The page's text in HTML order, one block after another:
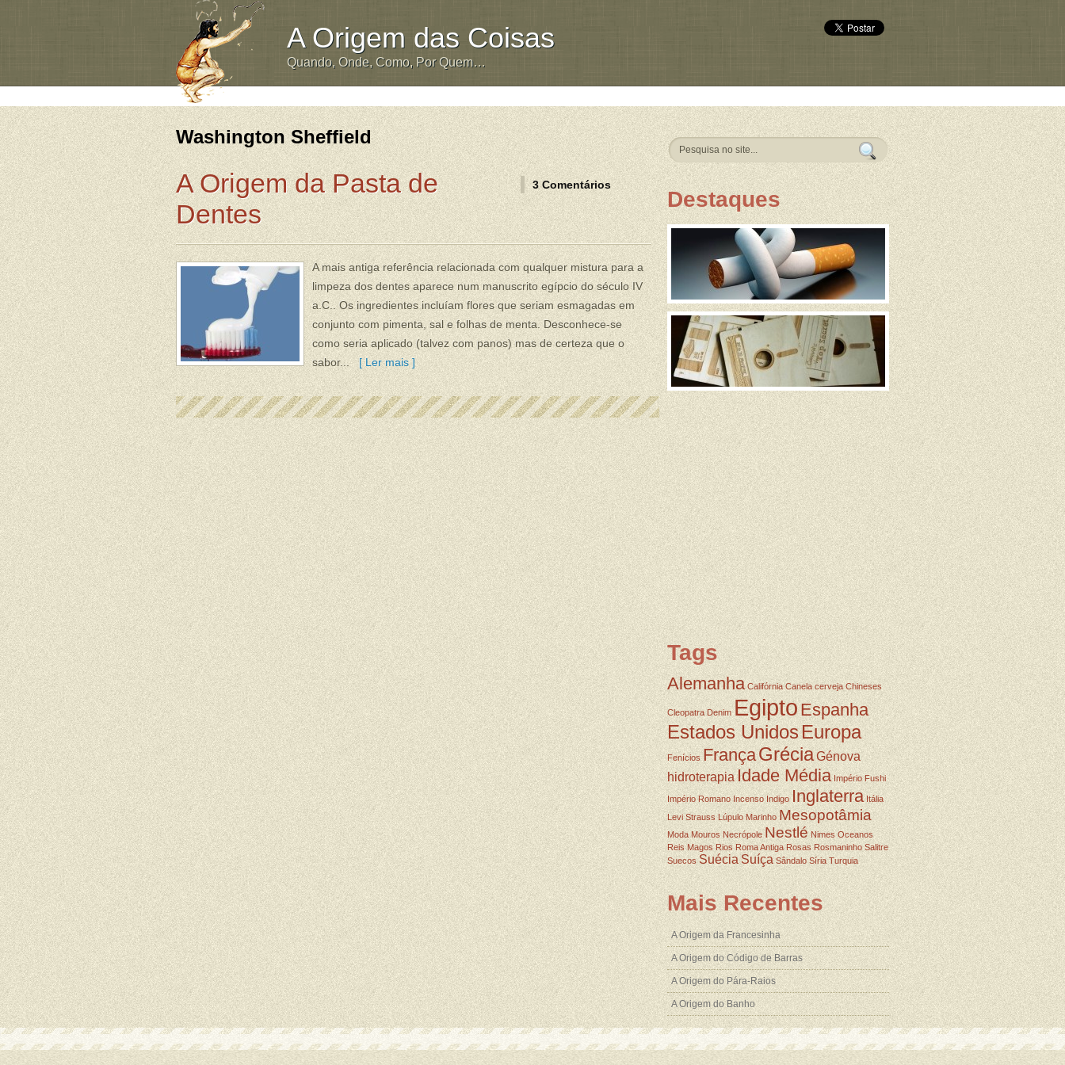
A Origem das Coisas
Quando, Onde, Como, Por Quem…
Washington Sheffield
A Origem da Pasta de
Dentes
3 Comentários
A mais antiga referência relacionada com qualquer mistura para a
limpeza dos dentes aparece num manuscrito egípcio do século IV
a.C.. Os ingredientes incluíam flores que seriam esmagadas em
conjunto com pimenta, sal e folhas de menta. Desconhece-se
como seria aplicado (talvez com panos) mas de certeza que o
sabor...[ Ler mais ]
Destaques
Tags
Alemanha Califórnia Canela cerveja Chineses
Cleopatra Denim EgiptoEspanha
Estados UnidosEuropa
Fenícios FrançaGréciaGénova
hidroterapiaIdade Média Império Fushi
Império Romano Incenso Indigo Inglaterra Itália
Levi Strauss Lúpulo Marinho Mesopotâmia
Moda Mouros Necrópole Nestlé Nimes Oceanos
Reis Magos Rios Roma Antiga Rosas Rosmaninho Salitre
Suecos Suécia Suíça Sândalo Síria Turquia
Mais Recentes
A Origem da Francesinha
A Origem do Código de Barras
A Origem do Pára-Raios
A Origem do Banho